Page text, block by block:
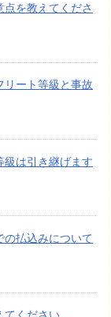
点を教えてくださ
リート等級と事故
級は引き継げます
の払込みについて